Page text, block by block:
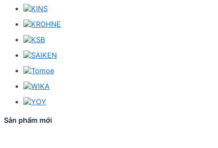
Sản phẩm mới